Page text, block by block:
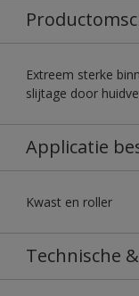
Extreem sterke
slijtage door
Applicatie
Kwast en roller
Technische